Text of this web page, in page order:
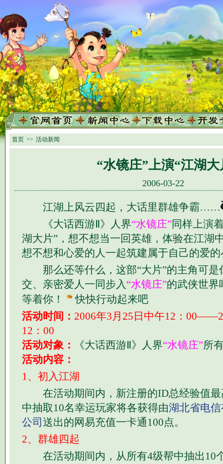
首页 >> 活动新闻
“水镜庄”上演“江湖大
2006-03-22
江湖上风云四起，大话里群雄争霸……
《大话西游Ⅱ》人界“水镜庄”同样上演
湖大片”，想不想当一回英雄，体验在江湖
想不想和心爱的人一起筑建属于自己的爱
那么还等什么，这部“大片”的主角可是
交、亲密爱人一同步入“水镜庄”的武侠世界
等着你！
快快行动起来吧
活动时间： 2006年3月25日中午12：
12：00
活动对象：
《大话西游Ⅱ》人界“水镜庄”所
活动内容：
1、初入江湖
在活动期间内，新注册的ID总经验值最
中抽取10名幸运玩家将各获得由湖北省电
公司 送出的网易充值一卡通100点。
2、群雄四起
在活动期间内，从所有4级帮中抽出10